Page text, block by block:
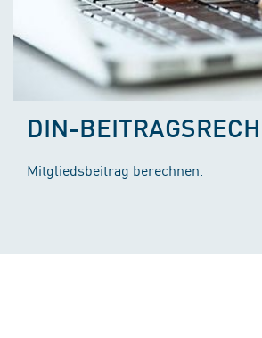
DIN-
Mitgliedsbeitrag berechnen.